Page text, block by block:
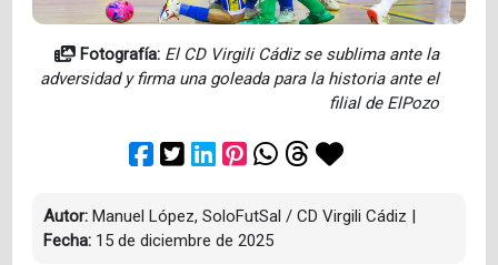
Fotografía: El CD Virgili Cádiz se sublima ante la
adversidad y firma una goleada para la historia ante el
filial de ElPozo
Autor: Manuel López, SoloFutSal / CD Virgili Cádiz |
Fecha: 15 de diciembre de 2025